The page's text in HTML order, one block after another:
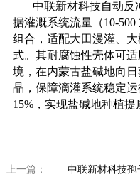
中联新材科技自动反
据灌溉系统流量（10-
组合，适配大田漫灌、
式。其耐腐蚀性壳体可
境，在内蒙古盐碱地向
晶，保障滴灌系统稳定
15%，实现盐碱地种植提
上一篇：
中联新材科技